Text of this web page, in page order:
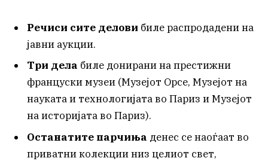
Речиси сите делови биле распродадени на
јавни аукции.
Три дела биле донирани на престижни
француски музеи (Музејот Орсе, Музејот на
науката и технологијата во Париз и Музејот
на историјата во Париз).
Останатите парчиња денес се наоѓаат во
приватни колекции низ целиот свет,